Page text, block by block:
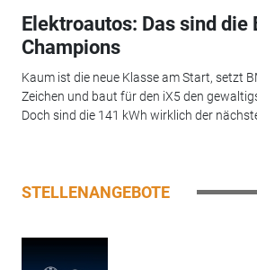
Elektroautos: Das sind die
Champions
Kaum ist die neue Klasse am Start, setzt
Zeichen und baut für den iX5 den
Doch sind die 141 kWh wirklich der
STELLENANGEBOTE